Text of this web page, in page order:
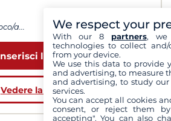
a...
le date
Vedere la barca
We respect your
With our 8 partners, we
technologies to collect
from your device.
We use this data to provide
and advertising, to measure
and advertising, to study
services.
You can accept all cookies
consent, or reject them
accepting". You can also